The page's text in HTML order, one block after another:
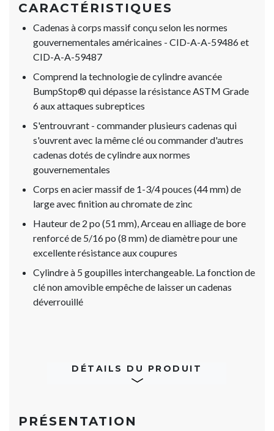
CARACTÉRISTIQUES
Cadenas à corps massif conçu selon les normes
gouvernementales américaines - CID-A-A-59486 et
CID-A-A-59487
Comprend la technologie de cylindre avancée
BumpStop® qui dépasse la résistance ASTM Grade
6 aux attaques subreptices
S'entrouvrant - commander plusieurs cadenas qui
s'ouvrent avec la même clé ou commander d'autres
cadenas dotés de cylindre aux normes
gouvernementales
Corps en acier massif de 1-3/4 pouces (44 mm) de
large avec finition au chromate de zinc
Hauteur de 2 po (51 mm), Arceau en alliage de bore
renforcé de 5/16 po (8 mm) de diamètre pour une
excellente résistance aux coupures
Cylindre à 5 goupilles interchangeable. La fonction de
clé non amovible empêche de laisser un cadenas
déverrouillé
DÉTAILS DU PRODUIT
PRÉSENTATION